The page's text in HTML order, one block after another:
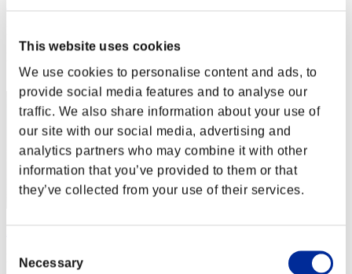
This website uses cookies
We use cookies to personalise content and ads, to
provide social media features and to analyse our
traffic. We also share information about your use of
our site with our social media, advertising and
analytics partners who may combine it with other
information that you’ve provided to them or that
they’ve collected from your use of their services.
Selection
Necessary
2
Punteggio:Lv:1/02'48"00